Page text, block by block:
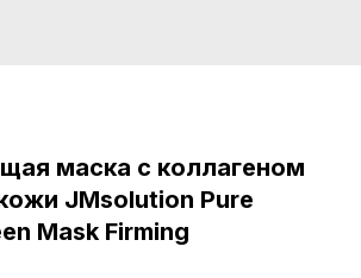
маска с коллагеном
JMsolution Pure
Mask Firming